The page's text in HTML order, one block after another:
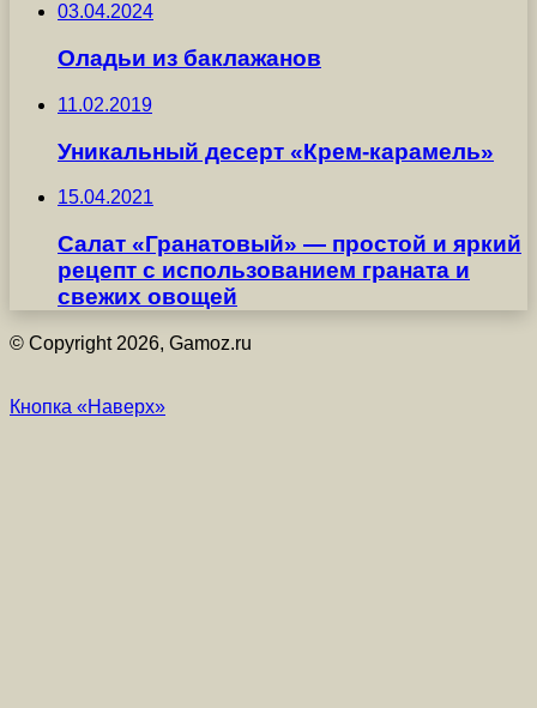
03.04.2024
Оладьи из баклажанов
11.02.2019
Уникальный десерт «Крем-карамель»
15.04.2021
Салат «Гранатовый» — простой и яркий
рецепт с использованием граната и
свежих овощей
© Copyright 2026, Gamoz.ru
Кнопка «Наверх»